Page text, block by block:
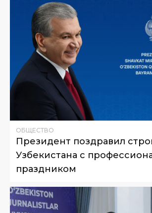
ОБЩЕСТВО
Президент поздравил
Узбекистана с
праздником